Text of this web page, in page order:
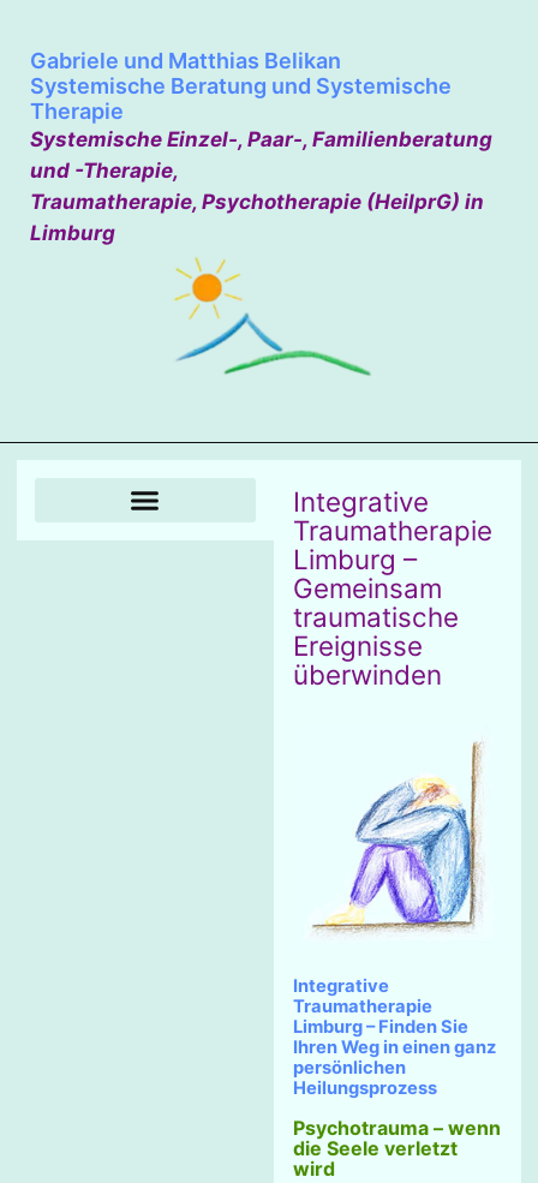
Gabriele und Matthias Belikan
Systemische Beratung und Systemische
Therapie
Systemische Einzel-, Paar-, Familienberatung
und -Therapie,
Traumatherapie, Psychotherapie (HeilprG) in
Limburg
Integrative
Traumatherapie
Limburg –
Gemeinsam
traumatische
Ereignisse
überwinden
Integrative
Traumatherapie
Limburg – Finden Sie
Ihren Weg in einen ganz
persönlichen
Heilungsprozess
Psychotrauma – wenn
die Seele verletzt
wird